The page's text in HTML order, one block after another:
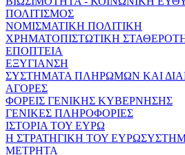
ΠΟΛΙΤΙΣΜΟΣ
ΝΟΜΙΣΜΑΤΙΚΗ ΠΟΛΙΤΙΚΗ
ΧΡΗΜΑΤΟΠΙΣΤΩΤΙΚΗ
ΕΠΟΠΤΕΙΑ
ΕΞΥΓΙΑΝΣΗ
ΣΥΣΤΗΜΑΤΑ ΠΛΗΡΩΜΩΝ ΚΑΙ
ΑΓΟΡΕΣ
ΦΟΡΕΙΣ ΓΕΝΙΚΗΣ ΚΥΒΕΡΝΗΣΗΣ
ΓΕΝΙΚΕΣ ΠΛΗΡΟΦΟΡΙΕΣ
ΙΣΤΟΡΙΑ ΤΟΥ ΕΥΡΩ
Η ΣΤΡΑΤΗΓΙΚΗ ΤΟΥ
ΜΕΤΡΗΤΑ